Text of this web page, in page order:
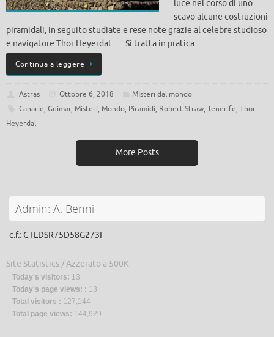
luce nel corso di uno
scavo alcune costruzioni
piramidali, in seguito studiate e rese note grazie al celebre studioso
e navigatore Thor Heyerdal. Si tratta in pratica…
Continua a leggere
Astras Ottobre 6, 2018
MIsteri dal mondo
Canarie, Guimar, Misteri, Mondo, Piramidi, Robert Straw, Tenerife, Thor
Heyerdal
More Posts
Admin: A. Benni
c.f.: CTLDSR75D58G273I
Site Statistics / Azzerato a 500K
Today's visitors: 13
Today's page views: : 13
Total visitors : 127,144
Total page views: 144,929